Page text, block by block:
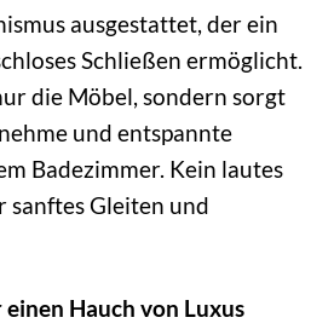
ausgestattet, der ein
Schließen ermöglicht.
die Möbel, sondern sorgt
und entspannte
Badezimmer. Kein lautes
sanftes Gleiten und
Hauch von Luxus